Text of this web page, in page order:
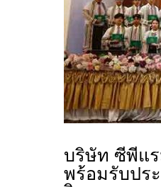
บริษัท ซีพีแ
พร้อมรับปร